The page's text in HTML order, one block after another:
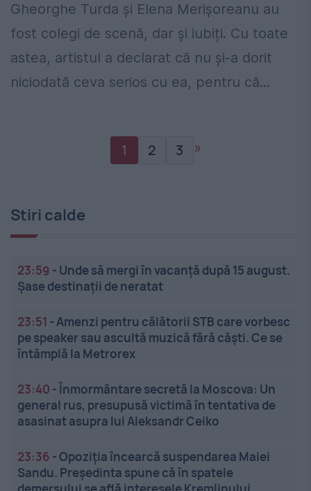
Gheorghe Turda și Elena Merișoreanu au
fost colegi de scenă, dar și iubiți. Cu toate
astea, artistul a declarat că nu și-a dorit
niciodată ceva serios cu ea, pentru că...
1 2 3 »
Stiri calde
23:59 - Unde să mergi în vacanță după 15 august.
Șase destinații de neratat
23:51 -Amenzi pentru călătorii STB care vorbesc
pe speaker sau ascultă muzică fără căști. Ce se
întâmplă la Metrorex
23:40 -Înmormântare secretă la Moscova: Un
general rus, presupusă victimă în tentativa de
asasinat asupra lui Aleksandr Ceiko
23:36 -Opoziția încearcă suspendarea Maiei
Sandu. Președinta spune că în spatele